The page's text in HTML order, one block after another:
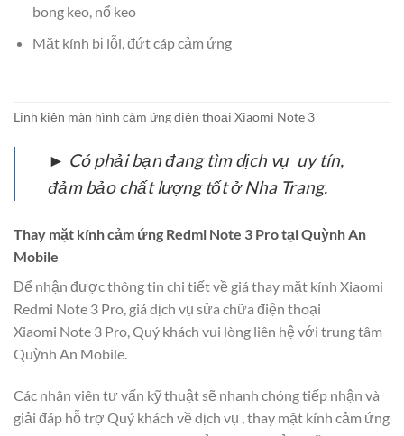
bong keo, nổ keo
Mặt kính bị lỗi, đứt cáp cảm ứng
Linh kiện màn hình cảm ứng điện thoại Xiaomi Note 3
► Có phải bạn đang tìm dịch vụ uy tín,
đảm bảo chất lượng tốt ở Nha Trang.
Thay mặt kính cảm ứng Redmi Note 3 Pro tại Quỳnh An
Mobile
Để nhận được thông tin chi tiết về giá thay mặt kính Xiaomi
Redmi Note 3 Pro, giá dịch vụ sửa chữa điện thoại
Xiaomi Note 3 Pro, Quý khách vui lòng liên hệ với trung tâm
Quỳnh An Mobile.
Các nhân viên tư vấn kỹ thuật sẽ nhanh chóng tiếp nhận và
giải đáp hỗ trợ Quý khách về dịch vụ , thay mặt kính cảm ứng